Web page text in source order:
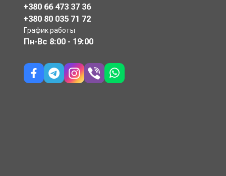
+380 66 473 37 36
+380 80 035 71 72
График работы
Пн-Вс 8:00 - 19:00